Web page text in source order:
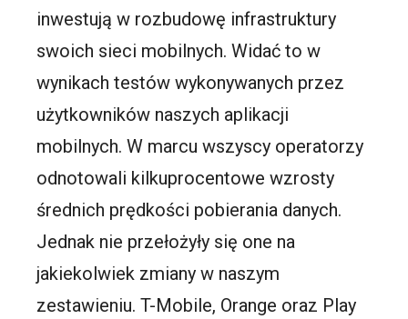
inwestują w rozbudowę infrastruktury
swoich sieci mobilnych. Widać to w
wynikach testów wykonywanych przez
użytkowników naszych aplikacji
mobilnych. W marcu wszyscy operatorzy
odnotowali kilkuprocentowe wzrosty
średnich prędkości pobierania danych.
Jednak nie przełożyły się one na
jakiekolwiek zmiany w naszym
zestawieniu. T-Mobile, Orange oraz Play